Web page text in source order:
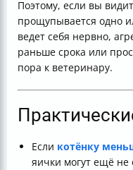
Поэтому, если вы
прощупывается одно
ведет себя нервно,
раньше срока или
пора к ветеринару.
Если котёнку
яички могут ещё не